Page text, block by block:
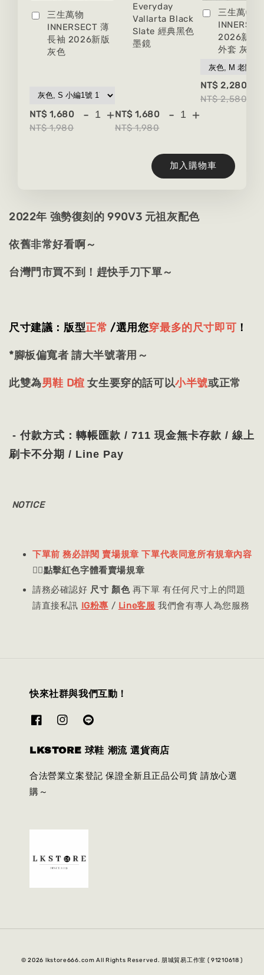
三生萬物
INNERSECT 薄
長袖 2026新版
灰色
NT$ 1,680
NT$ 1,980
- +
Everyday
Vallarta Black
Slate 經典黑色
墨鏡
NT$ 1,680
NT$ 1,980
- +
三生萬物
2026新版
外套 灰色
NT$ 2,280
NT$ 2,580
加入購物車
2022年 強勢復刻的 990V3 元祖灰配色
依舊非常好看啊～
台灣門市買不到！趕快手刀下單～
尺寸建議：版型正常 /選用您穿最多的尺寸即可 ！
*腳板偏寬者 請大半號著用～
此雙為男鞋 D楦 女生要穿的話可以小半號或正常
- 付款方式：轉帳匯款 / 711 現金無卡存款 / 線上
刷卡不分期 / Line Pay
NOTICE
下單前 務必詳閱 賣場規章 下單代表同意所有規章內容
👈🏻點擊紅色字體看賣場規章
請務必確認好 尺寸 顏色再下單 有任何尺寸上的問題
請直接私訊 IG粉專 / Line客服 我們會有專人為您服務
快來社群與我們互動！
LKSTORE 球鞋 潮流 選貨商店
合法營業立案登記 保證全新且正品公司貨 請放心選
購～
© 2026 lkstore666.com All Rights Reserved. 朋城貿易工作室 ( 91210618 )